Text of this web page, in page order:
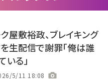
屋敷裕政、ブレイキング
生配信で謝罪「俺は誰
いる」
5/11 18:08